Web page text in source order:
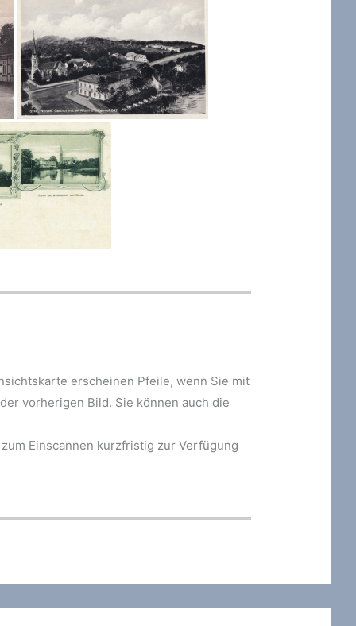
erscheinen Pfeile, wenn Sie mit
vorherigen Bild. Sie können auch die
Einscannen kurzfristig zur Verfügung